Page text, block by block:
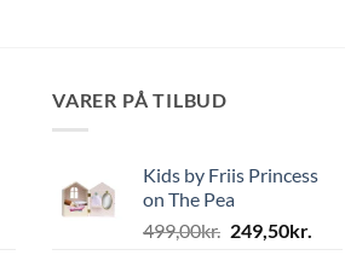
VARER PÅ TILBUD
Kids by Friis Princess
on The Pea
499,00kr. Den
249,50kr.